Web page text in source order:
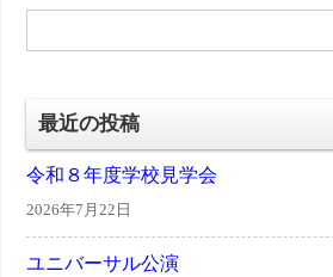
最近の投稿
令和８年度学校見学会
2026年7月22日
ユニバーサル公演